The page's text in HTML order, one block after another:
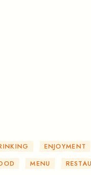
ENJOYMENT
MENU